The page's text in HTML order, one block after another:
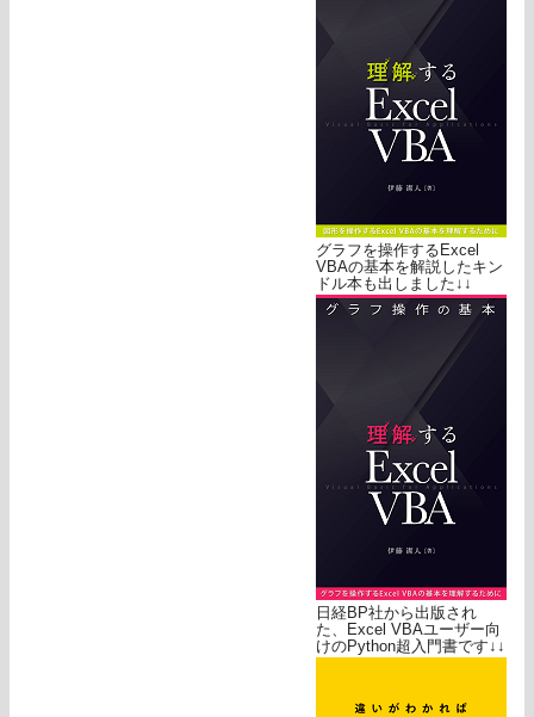
グラフを操作するExcel
VBAの基本を解説したキン
ドル本も出しました↓↓
日経BP社から出版され
た、Excel VBAユーザー向
けのPython超入門書です↓↓